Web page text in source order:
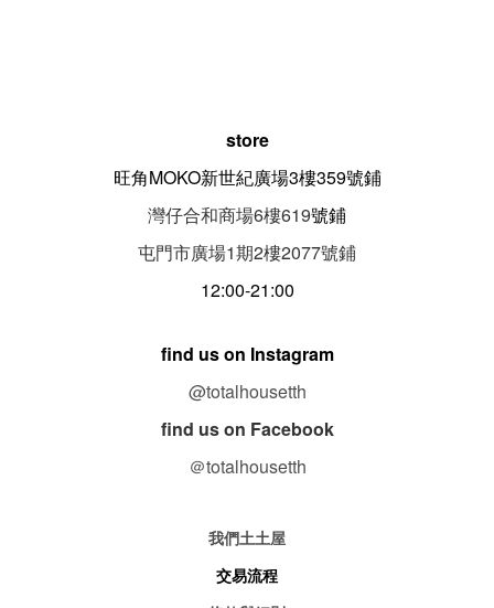
store
旺角MOKO新世紀廣場3樓359號鋪
灣仔合和商場6樓619號鋪
屯門市廣場1期2樓2077號鋪
12:00-21:00
find us on Instagram
@totalhousetth
find us on Facebook
＠totalhousetth
我們土土屋
交易流程